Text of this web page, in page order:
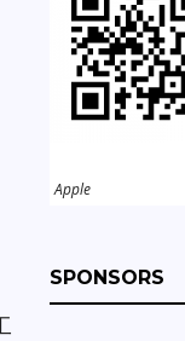
Apple
SPONSORS